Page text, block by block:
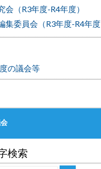
会（R3年度-R4年度）
集委員会（R3年度-R4年度
の議会等
検索